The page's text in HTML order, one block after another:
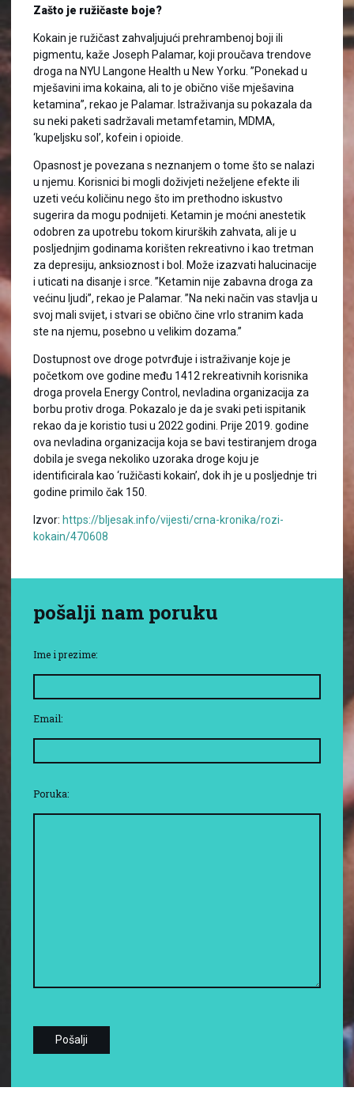
Zašto je ružičaste boje?
Kokain je ružičast zahvaljujući prehrambenoj boji ili
pigmentu, kaže Joseph Palamar, koji proučava trendove
droga na NYU Langone Health u New Yorku. ”Ponekad u
mješavini ima kokaina, ali to je obično više mješavina
ketamina”, rekao je Palamar. Istraživanja su pokazala da
su neki paketi sadržavali metamfetamin, MDMA,
‘kupeljsku sol’, kofein i opioide.
Opasnost je povezana s neznanjem o tome što se nalazi
u njemu. Korisnici bi mogli doživjeti neželjene efekte ili
uzeti veću količinu nego što im prethodno iskustvo
sugerira da mogu podnijeti. Ketamin je moćni anestetik
odobren za upotrebu tokom kirurških zahvata, ali je u
posljednjim godinama korišten rekreativno i kao tretman
za depresiju, anksioznost i bol. Može izazvati halucinacije
i uticati na disanje i srce. ”Ketamin nije zabavna droga za
većinu ljudi”, rekao je Palamar. ”Na neki način vas stavlja u
svoj mali svijet, i stvari se obično čine vrlo stranim kada
ste na njemu, posebno u velikim dozama.”
Dostupnost ove droge potvrđuje i istraživanje koje je
početkom ove godine među 1412 rekreativnih korisnika
droga provela Energy Control, nevladina organizacija za
borbu protiv droga. Pokazalo je da je svaki peti ispitanik
rekao da je koristio tusi u 2022 godini. Prije 2019. godine
ova nevladina organizacija koja se bavi testiranjem droga
dobila je svega nekoliko uzoraka droge koju je
identificirala kao ‘ružičasti kokain’, dok ih je u posljednje tri
godine primilo čak 150.
Izvor: https://bljesak.info/vijesti/crna-kronika/rozi-
kokain/470608
pošalji nam poruku
Ime i prezime:
Email:
Poruka: